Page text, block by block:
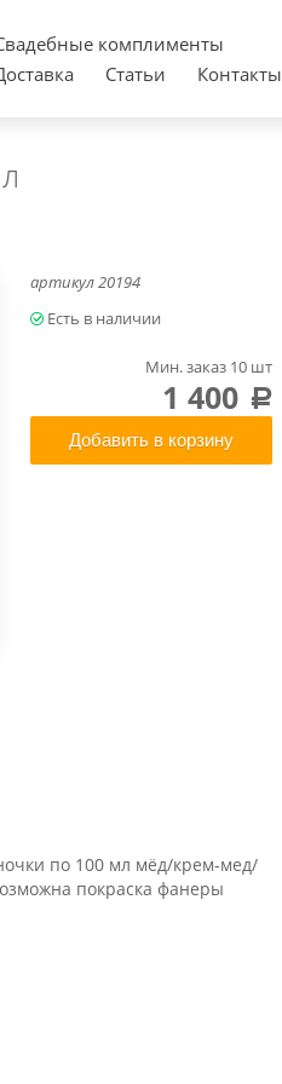
комплименты
Статьи Контакты
артикул20194
Мин. заказ 10 шт
1 400 a
Добавить в корзину
по 100 мл мёд/крем-мед/
покраска фанеры